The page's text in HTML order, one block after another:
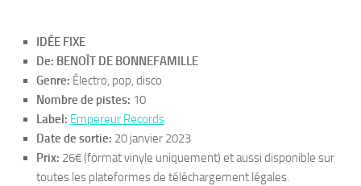
IDÉE FIXE
De: BENOÎT DE BONNEFAMILLE
Genre: Électro, pop, disco
Nombre de pistes: 10
Label: Empereur Records
Date de sortie: 20 janvier 2023
Prix: 26€ (format vinyle uniquement) et aussi disponible sur
toutes les plateformes de téléchargement légales.